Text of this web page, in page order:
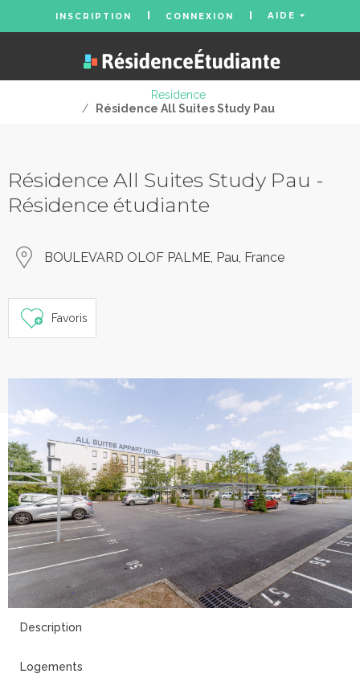
INSCRIPTION CONNEXION AIDE
Residence
/
Résidence All Suites Study Pau
Résidence All Suites Study Pau -
Résidence étudiante
BOULEVARD OLOF PALME, Pau, France
Favoris
Description
Logements